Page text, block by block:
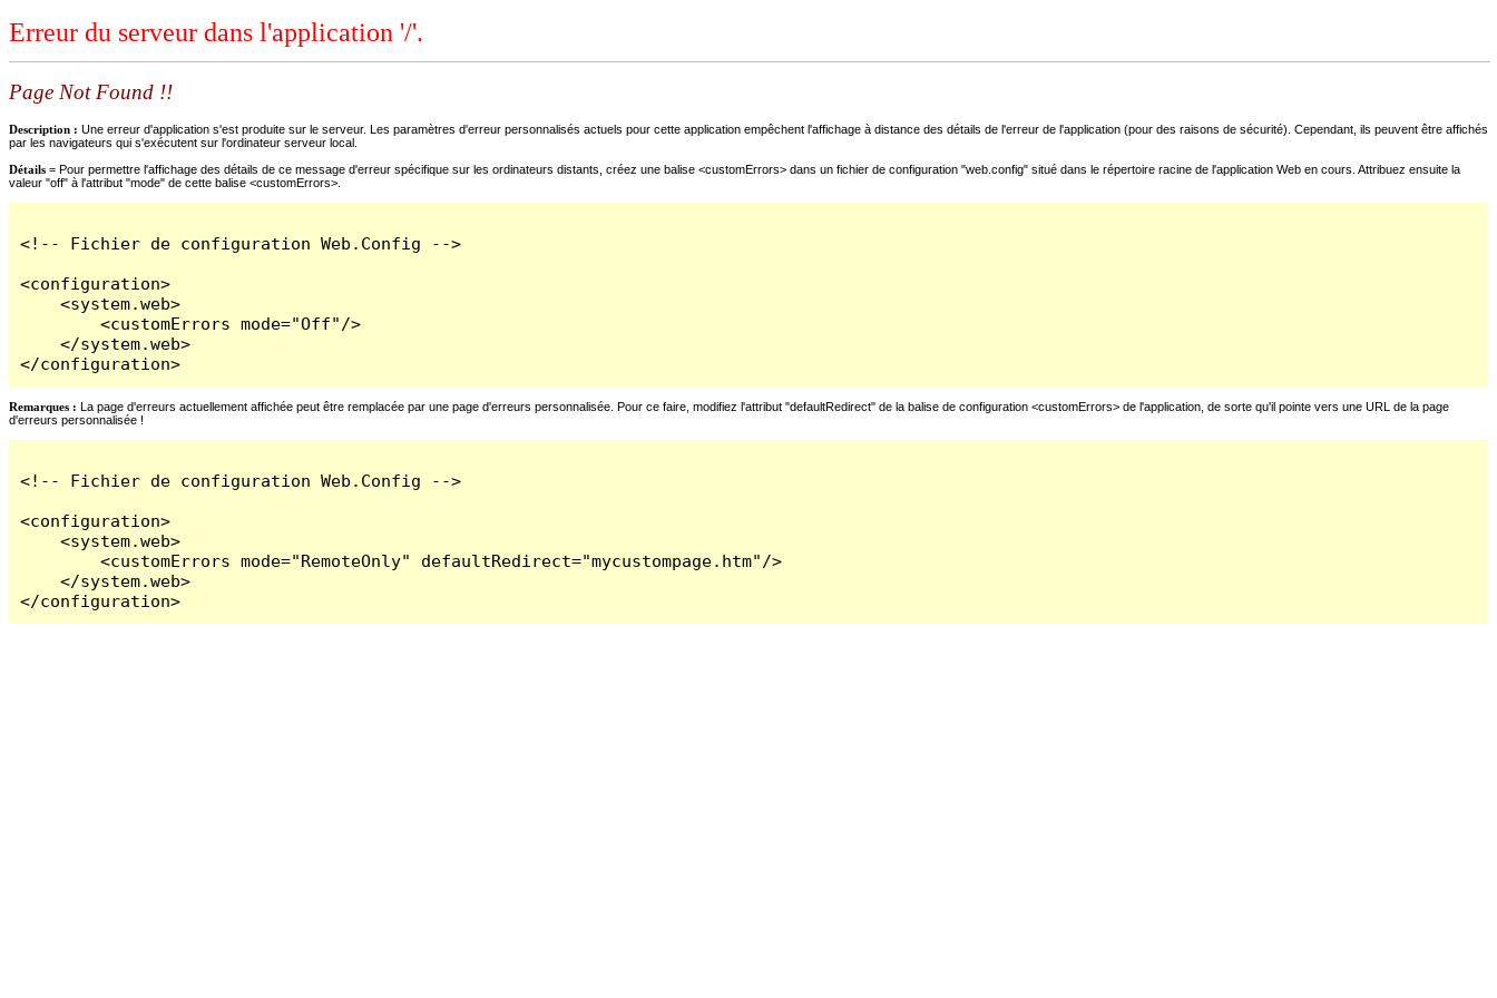
Erreur du serveur dans l'application '/'.
Page Not Found !!
Description : Une erreur d'application s'est produite sur le serveur. Les paramètres d'erreur personnalisés actuels pour cette application empêchent l'affichage à distance des détails de l'erreur de l'application (pour des raisons de sécurité). Cependant, ils peuvent être affichés
par les navigateurs qui s'exécutent sur l'ordinateur serveur local.
Détails = Pour permettre l'affichage des détails de ce message d'erreur spécifique sur les ordinateurs distants, créez une balise <customErrors> dans un fichier de configuration "web.config" situé dans le répertoire racine de l'application Web en cours. Attribuez ensuite la
valeur "off" à l'attribut "mode" de cette balise <customErrors>.
<!-- Fichier de configuration Web.Config -->
<configuration>
    <system.web>
        <customErrors mode="Off"/>
    </system.web>
</configuration>
Remarques : La page d'erreurs actuellement affichée peut être remplacée par une page d'erreurs personnalisée. Pour ce faire, modifiez l'attribut "defaultRedirect" de la balise de configuration <customErrors> de l'application, de sorte qu'il pointe vers une URL de la page
d'erreurs personnalisée !
<!-- Fichier de configuration Web.Config -->
<configuration>
    <system.web>
        <customErrors mode="RemoteOnly" defaultRedirect="mycustompage.htm"/>
    </system.web>
</configuration>